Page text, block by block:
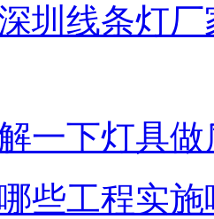
圳线条灯厂
一下灯具
些工程实施